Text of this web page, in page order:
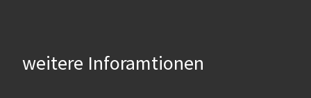
weitere Inforamtionen